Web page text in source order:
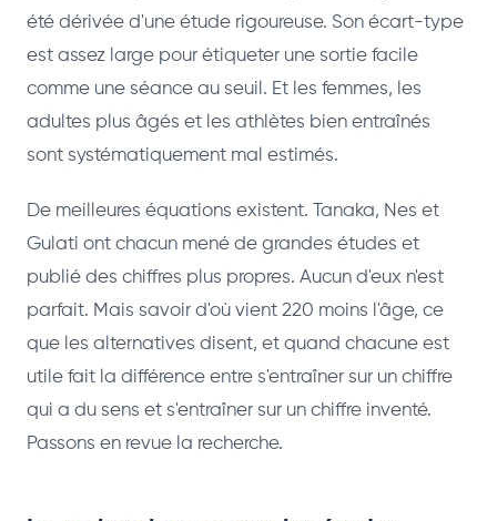
été dérivée d'une étude rigoureuse. Son écart-type
est assez large pour étiqueter une sortie facile
comme une séance au seuil. Et les femmes, les
adultes plus âgés et les athlètes bien entraînés
sont systématiquement mal estimés.
De meilleures équations existent. Tanaka, Nes et
Gulati ont chacun mené de grandes études et
publié des chiffres plus propres. Aucun d'eux n'est
parfait. Mais savoir d'où vient 220 moins l'âge, ce
que les alternatives disent, et quand chacune est
utile fait la différence entre s'entraîner sur un chiffre
qui a du sens et s'entraîner sur un chiffre inventé.
Passons en revue la recherche.